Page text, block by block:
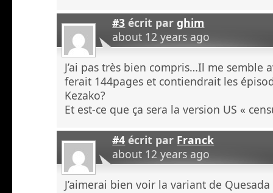
#3 écrit parghim
about 12 years ago
J’ai pas très bien compris…Il me semble
ferait 144pages et contiendrait les
Kezako?
Et est-ce que ça sera la version US «
#4 écrit par Franck
about 12 years ago
J’aimerai bien voir la variant de Quesada